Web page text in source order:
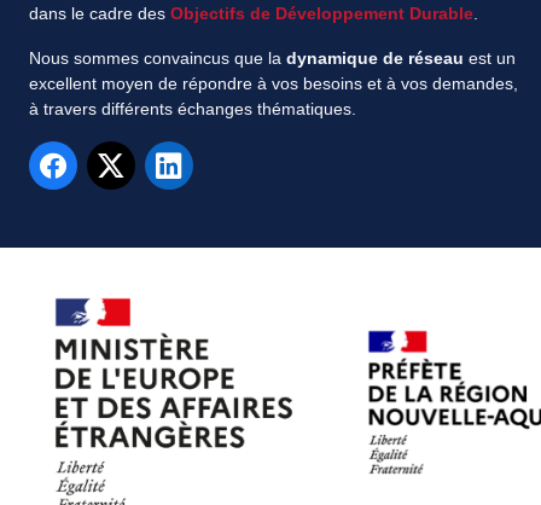
dans le cadre des Objectifs de Développement Durable.
Nous sommes convaincus que la dynamique de réseau est un
excellent moyen de répondre à vos besoins et à vos demandes,
à travers différents échanges thématiques.